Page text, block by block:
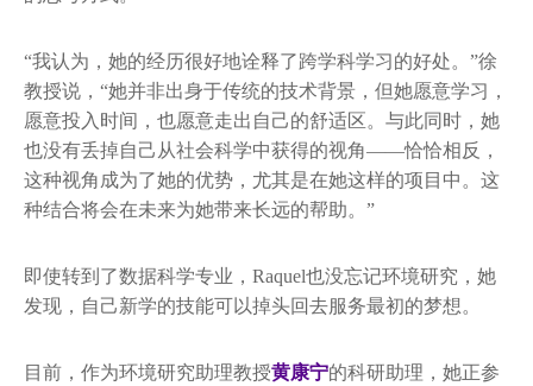
“我认为，她的经历很好地诠释了跨学科学习的好处。”徐
教授说，“她并非出身于传统的技术背景，但她愿意学习，
愿意投入时间，也愿意走出自己的舒适区。与此同时，她
也没有丢掉自己从社会科学中获得的视角——恰恰相反，
这种视角成为了她的优势，尤其是在她这样的项目中。这
种结合将会在未来为她带来长远的帮助。”
即使转到了数据科学专业，Raquel也没忘记环境研究，她
发现，自己新学的技能可以掉头回去服务最初的梦想。
目前，作为环境研究助理教授黄康宁的科研助理，她正参